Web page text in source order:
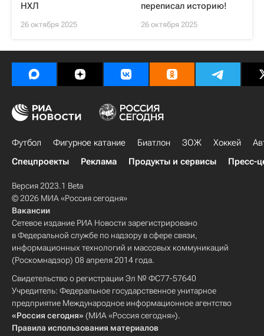
НХЛ
26 октября 2025
переписал историю!
26 октября 2025
Футбол Фигурное катание Биатлон ЗОЖ Хоккей
Спецпроекты
Реклама Продукты и сервисы Пресс-
Версия 2023.1 Beta
© 2026 МИА «Россия сегодня»
Вакансии
Сетевое издание РИА Новости зарегистрировано
в Федеральной службе по надзору в сфере связи,
информационных технологий и массовых коммуникаций
(Роскомнадзор) 08 апреля 2014 года.
Свидетельство о регистрации Эл № ФС77-57640
Учредитель: Федеральное государственное унитарное
предприятие Международное информационное агентство
«Россия сегодня» (МИА «Россия сегодня»).
Правила использования материалов